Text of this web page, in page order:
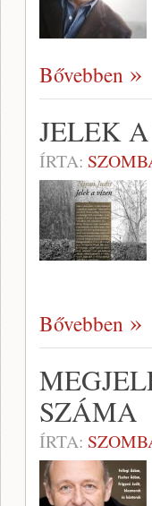
Bővebben
JELEK
ÍRTA:
Bővebben
SZÁMA
ÍRTA: